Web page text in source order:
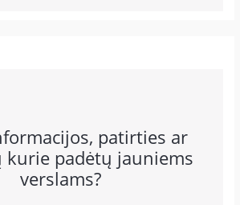
patirties ar
kurie padėtų jauniems
verslams?